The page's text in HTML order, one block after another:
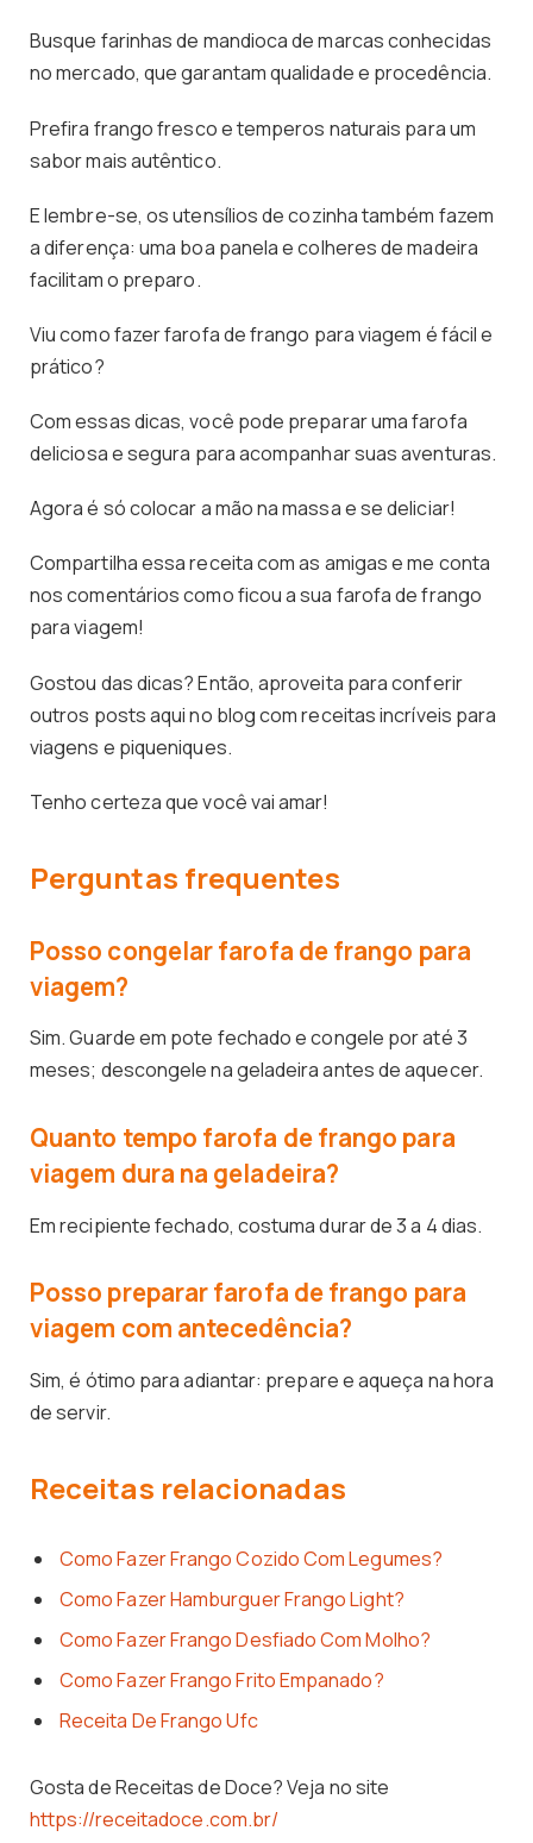
Busque farinhas de mandioca de marcas conhecidas
no mercado, que garantam qualidade e procedência.
Prefira frango fresco e temperos naturais para um
sabor mais autêntico.
E lembre-se, os utensílios de cozinha também fazem
a diferença: uma boa panela e colheres de madeira
facilitam o preparo.
Viu como fazer farofa de frango para viagem é fácil e
prático?
Com essas dicas, você pode preparar uma farofa
deliciosa e segura para acompanhar suas aventuras.
Agora é só colocar a mão na massa e se deliciar!
Compartilha essa receita com as amigas e me conta
nos comentários como ficou a sua farofa de frango
para viagem!
Gostou das dicas? Então, aproveita para conferir
outros posts aqui no blog com receitas incríveis para
viagens e piqueniques.
Tenho certeza que você vai amar!
Perguntas frequentes
Posso congelar farofa de frango para
viagem?
Sim. Guarde em pote fechado e congele por até 3
meses; descongele na geladeira antes de aquecer.
Quanto tempo farofa de frango para
viagem dura na geladeira?
Em recipiente fechado, costuma durar de 3 a 4 dias.
Posso preparar farofa de frango para
viagem com antecedência?
Sim, é ótimo para adiantar: prepare e aqueça na hora
de servir.
Receitas relacionadas
Como Fazer Frango Cozido Com Legumes?
Como Fazer Hamburguer Frango Light?
Como Fazer Frango Desfiado Com Molho?
Como Fazer Frango Frito Empanado?
Receita De Frango Ufc
Gosta de Receitas de Doce? Veja no site
https://receitadoce.com.br/